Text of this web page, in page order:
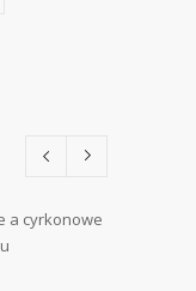
a cyrkonowe